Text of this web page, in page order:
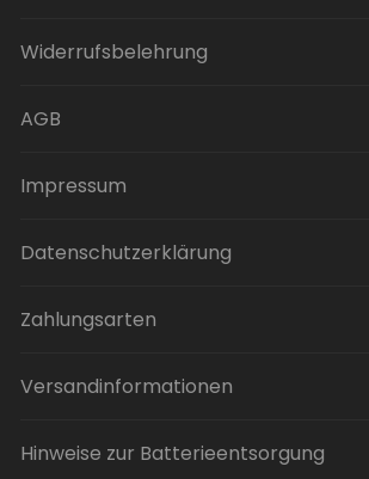
Widerrufsbelehrung
AGB
Impressum
Datenschutzerklärung
Zahlungsarten
Versandinformationen
Hinweise zur Batterieentsorgung